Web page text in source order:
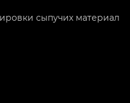
сыпучих материал